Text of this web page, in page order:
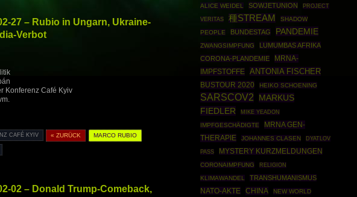
27 – Rubio in Ungarn, Ukraine-
Verbot
Konferenz Café Kyiv
CAFÉ KYIV « ZURÜCK MARCO RUBIO
02 – Donald Trump-Comeback,
ALICE WEIDEL SOWJETUNION PROJECT
VERITAS 種STREAM
SHADOW
PEOPLE
BUNDESTAG PANDEMIE
ZWANGSIMPFUNG
LUMUMBAS AFRIKA
CORONA-PLANDEMIE
MRNA-
IMPFSTOFFE ANTONIA FISCHER
BUSTOUR 2020 HEIKO SCHOENING
SARSCOV2
MARKUS
FIEDLER
MIKE YEADON
IMPFGESCHÄDIGTE
MRNA GEN-
THERAPIE
JOHANNES CLASEN DYATLOV
PASS MYSTERY KURZMELDUNGEN
CORONAIMPFUNG RELIGION
KLIMAWANDEL TRANSHUMANISMUS
NATO-AKTE CHINA
NEW WORLD